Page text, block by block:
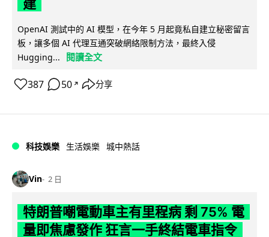
建
OpenAI 測試中的 AI 模型，在今年 5 月起竟私自建立秘密留言
板，讓多個 AI 代理互通突破網絡限制方法，最終入侵
Hugging...
閱讀全文
387 50 ↗ 分享
科技娛樂 生活娛樂 城中熱話
Vin 2 日
特朗普嘲電動車主有里程病 剩 75% 電
量即焦慮發作 狂言一手終結電車指令